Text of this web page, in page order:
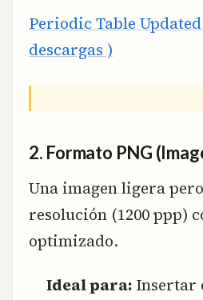
Periodic Table Updated
descargas )
2. Formato PNG
Una imagen ligera
resolución (1200 ppp)
optimizado.
Ideal para: Insertar